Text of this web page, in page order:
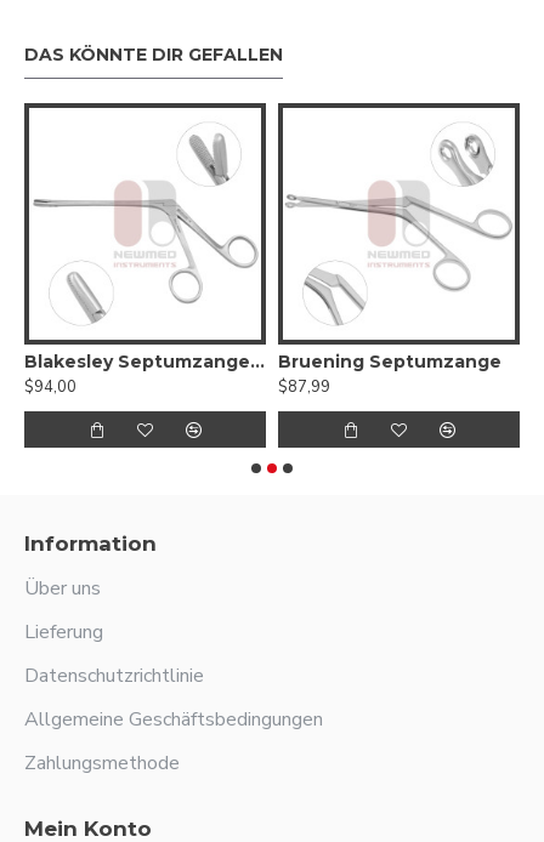
DAS KÖNNTE DIR GEFALLEN
Blakesley Septumzange – gezahnte Backe
$94,00
Bruening Septumzange
$87,99
Information
Über uns
Lieferung
Datenschutzrichtlinie
Allgemeine Geschäftsbedingungen
Zahlungsmethode
Mein Konto